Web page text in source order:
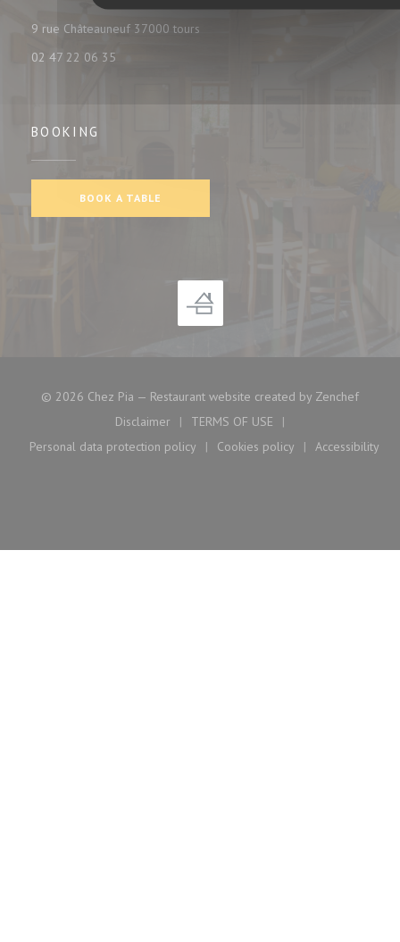
9 rue Châteauneuf 37000 tours
02 47 22 06 35
BOOKING
BOOK A TABLE
© 2026 Chez Pia — Restaurant website created by Zenchef
Disclaimer
((opens in a new window))
TERMS OF USE
((opens in a new window))
Personal data protection policy
((opens in a new window))
Cookies policy
((opens in a new
Accessibility
((opens